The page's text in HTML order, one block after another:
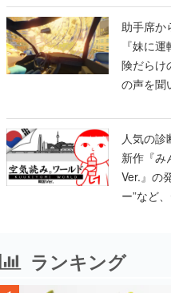
助手席か
『妹に
険だらけ
の声を聞
人気の診
新作『み
Ver.』の
ー”など
ランキング